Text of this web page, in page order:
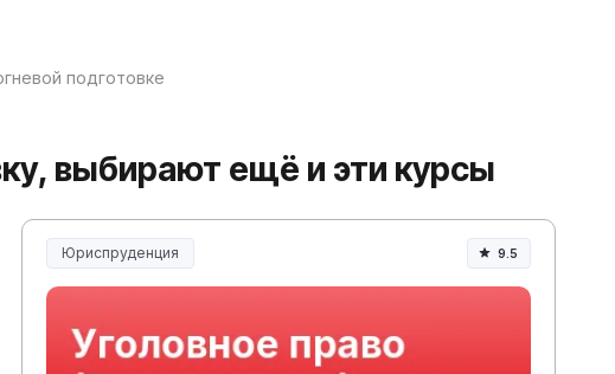
подготовке
выбирают ещё и эти курсы
Юриспруденция
Юриспруденция и право
9.5